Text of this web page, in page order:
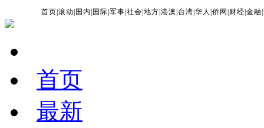
首页 |滚动 国内 国际 |军事 |社会 |地方 |港澳 台湾 |华人 |侨网 财经 |金融 |
首页
最新